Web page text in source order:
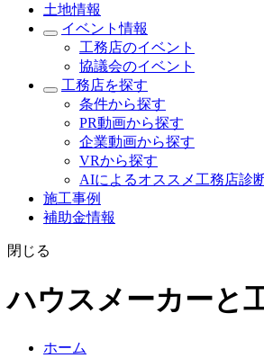
土地情報
イベント情報
工務店のイベント
協議会のイベント
工務店を探す
条件から探す
PR動画から探す
企業動画から探す
VRから探す
AIによるオススメ工務店診
施工事例
補助金情報
閉じる
ハウスメーカーと
ホーム